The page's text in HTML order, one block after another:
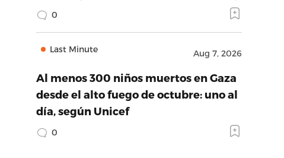
0
Last Minute Aug 7, 2026
Al menos 300 niños muertos en Gaza
desde el alto fuego de octubre: uno al
día, según Unicef
0